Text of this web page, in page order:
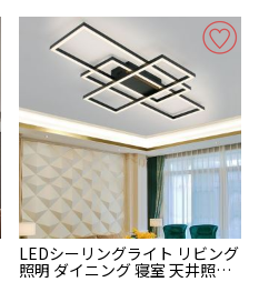
LEDシーリングライト リビング
照明 ダイニング 寝室 天井照明